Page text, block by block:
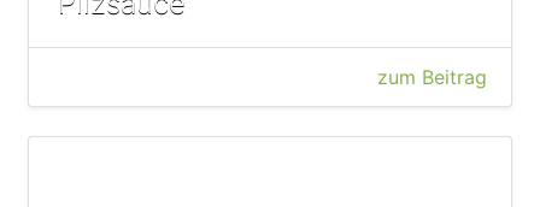
zum Beitrag